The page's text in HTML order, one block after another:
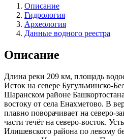
Описание
Гидрология
Археология
Данные водного реестра
Описание
Длина реки 209 км, площадь
Исток на севере Бугульминско-
Шаранском районе
востоку от села Енахметово. В
плавно поворачивает на северо-
части течёт на северо-восток.
Илишевского района по левому